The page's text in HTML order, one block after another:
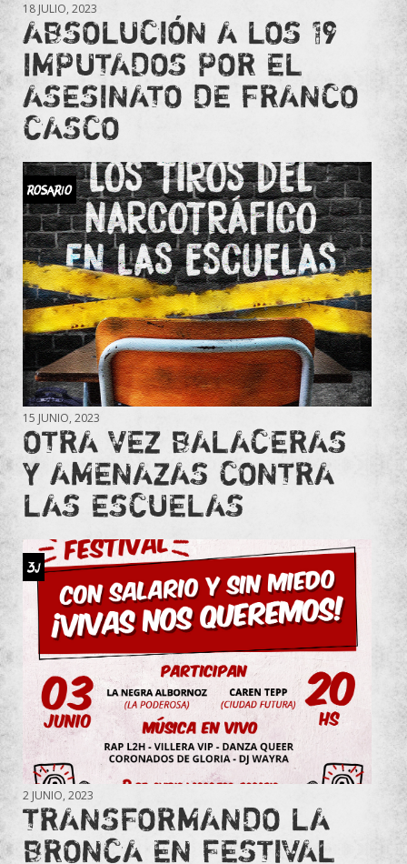
18 JULIO, 2023
ABSOLUCIÓN A LOS 19
IMPUTADOS POR EL
ASESINATO DE FRANCO
CASCO
ROSARIO
15 JUNIO, 2023
OTRA VEZ BALACERAS
Y AMENAZAS CONTRA
LAS ESCUELAS
3J
2 JUNIO, 2023
TRANSFORMANDO LA
BRONCA EN FESTIVAL